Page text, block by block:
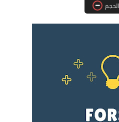
فرص عمل في العراق
فرص عمل في السودان
دورات تدريبية
الحجم